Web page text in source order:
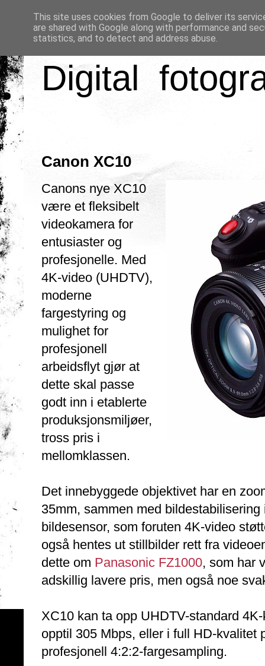
Digital
Canon XC10
Canons nye XC10
være et fleksibelt
videokamera for
entusiaster og
profesjonelle. Med
4K-video (UHDTV),
moderne
fargestyring og
mulighet for
profesjonell
arbeidsflyt gjør at
dette skal passe
godt inn i etablerte
produksjonsmiljøer,
tross pris i
mellomklassen.
Det innebyggede objektivet har en
35mm, sammen med
bildesensor, som foruten 4K-video
også hentes ut stillbilder rett fra
dette om Panasonic FZ1000, som har
adskillig lavere pris, men også noe
XC10 kan ta opp UHDTV-standard
opptil 305 Mbps, eller i full HD-kvalitet
profesjonell 4:2:2-fargesampling.
This site uses cookies from Google to deliver its
are shared with Google along with performance and
statistics, and to detect and address abuse.